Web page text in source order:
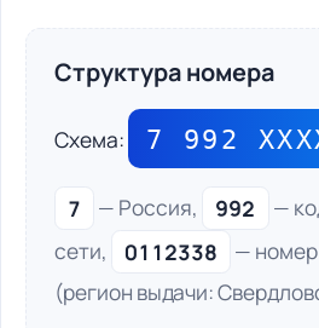
Структура номера
Схема: 7 992
7 — Россия, 992
—
сети,
0112338
—
(регион выдачи: